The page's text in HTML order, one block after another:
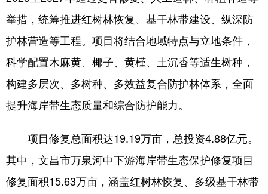
举措，统筹推进红树林恢复、基干林带建设、纵深防
护林营造等工程。项目将结合地域特点与立地条件，
科学配置木麻黄、椰子、黄槿、土沉香等适生树种，
构建多层次、多树种、多效益复合防护林体系，全面
提升海岸带生态质量和综合防护能力。
项目修复总面积达19.19万亩，总投资4.88亿元。
其中，文昌市万泉河中下游海岸带生态保护修复项目
修复面积15.63万亩，涵盖红树林恢复、多级基干林带